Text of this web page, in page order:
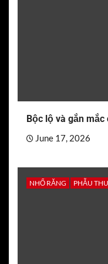
Bộc lộ và gắn mắc
June 17, 2026
NHỔ RĂNG PHẪU